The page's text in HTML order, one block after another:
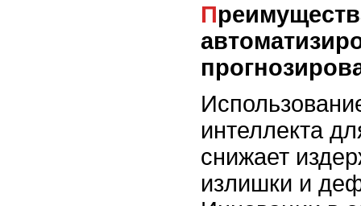
Преимущества
интеллекта
снижает
излишки и